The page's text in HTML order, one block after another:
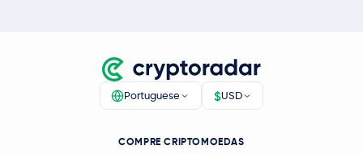
Portuguese $USD
COMPRE CRIPTOMOEDAS